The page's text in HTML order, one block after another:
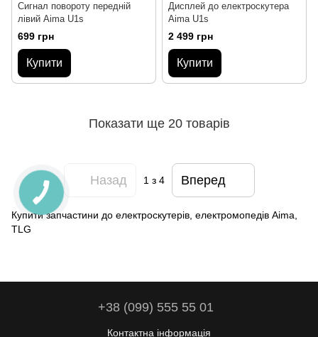
Сигнал повороту передній
лівий Aima U1s
699 грн
Купити
Дисплей до електроскутера
Aima U1s
2 499 грн
Купити
Показати ще 20 товарів
Назад 1з 4 Вперед
Купити запчастини до електроскутерів, електромопедів Aima,
TLG
+38 (099) 555 55 01
Контактна інформація